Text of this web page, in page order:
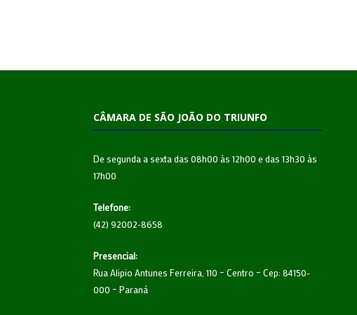
CÂMARA DE SÃO JOÃO DO TRIUNFO
De segunda a sexta das 08h00 às 12h00 e das 13h30 às
17h00
Telefone:
(42) 92002-8658
Presencial:
Rua Alipio Antunes Ferreira, 110 – Centro – Cep: 84150-
000 – Paraná